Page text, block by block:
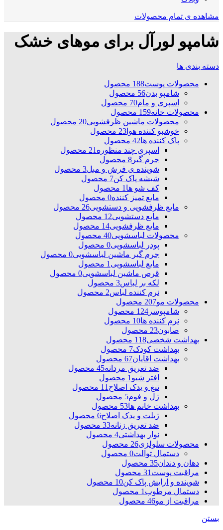
مشاهده ی تمام محصولات
شامپو لورآل برای موهای خشک
دسته بندی ها
محصولات پوست188 محصول
شامپو بدن56 محصول
اسپری و مام70 محصول
محصولات خانه159 محصول
محصولات ماشین ظرفشویی20 محصول
خوشبو کننده هوا 23 محصول
پاک کننده ها42 محصول
اسپری چند منظوره21 محصول
جرم گیر 8 محصول
شوینده ی فرش و مبل3 محصول
شیشه پاک کن7 محصول
کف شو ها1 محصول
مایع تمیز کننده0 محصول
مایع ظرفشویی و دستشویی26 محصول
مایع دستشویی12 محصول
مایع ظرفشویی14 محصول
محصولات لباسشویی40 محصول
پودر لباسشویی0 محصول
جرم گیر ماشین لباسشویی0 محصول
مایع لباسشویی1 محصول
قرص ماشین لباسشویی0 محصول
لکه بر لباس3 محصول
نرم کننده لباس2 محصول
محصولات مو207 محصول
شامپوسر 124 محصول
نرم کننده ها10 محصول
صابون23 محصول
بهداشت شخصی118 محصول
بهداشت کودک7 محصول
بهداشت اقایان67 محصول
ضد تعریق مردانه45 محصول
افتر شیو1 محصول
تیغ و یدک اصلاح11 محصول
ژل و فوم5 محصول
بهداشت خانم ها53 محصول
ژیلت و یدک اصلاح6 محصول
ضد تعریق زنانه33 محصول
نوار بهداشتی4 محصول
محصولات سلولزی26 محصول
دستمال توالت0 محصول
دهان و دندان35 محصول
مراقبت پوست31 محصول
شوینده و ارایش پاک کن10 محصول
دستمال مرطوب1 محصول
مراقبت از مو46 محصول
بستن